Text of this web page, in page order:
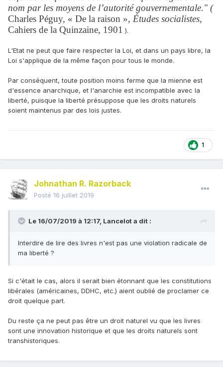
nom par les moyens de l’autorité gouvernementale." (
Charles Péguy, « De la raison », Études socialistes,
Cahiers de la Quinzaine, 1901 ).
L'Etat ne peut que faire respecter la Loi, et dans un pays libre, la
Loi s'applique de la même façon pour tous le monde.
Par conséquent, toute position moins ferme que la mienne est
d'essence anarchique, et l'anarchie est incompatible avec la
liberté, puisque la liberté présuppose que les droits naturels
soient maintenus par des lois justes.
1
Johnathan R. Razorback
Posté 16 juillet 2019
Le 16/07/2019 à 12:17, Lancelota dit :
Interdire de lire des livres n'est pas une violation radicale de
ma liberté ?
Si c'était le cas, alors il serait bien étonnant que les constitutions
libérales (américaines, DDHC, etc.) aient oublié de proclamer ce
droit quelque part.
Du reste ça ne peut pas être un droit naturel vu que les livres
sont une innovation historique et que les droits naturels sont
transhistoriques.